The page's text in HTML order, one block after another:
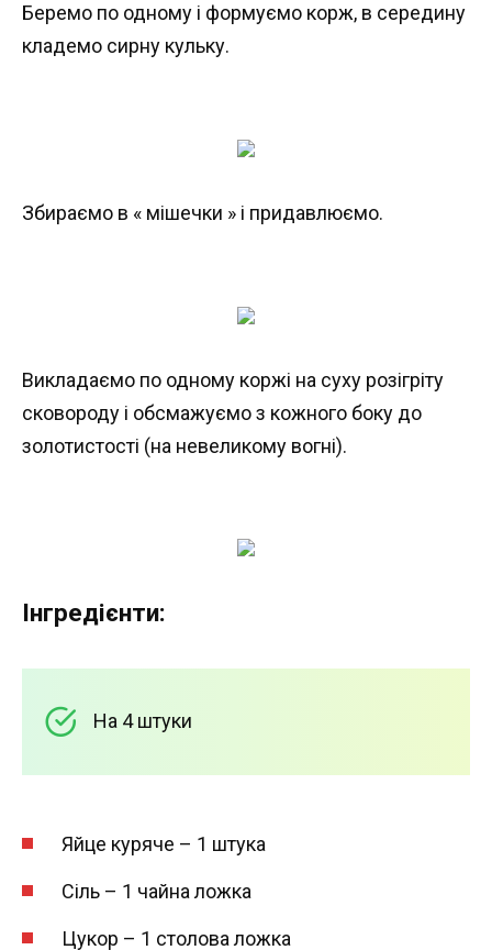
Беремо по одному і формуємо корж, в середину
кладемо сирну кульку.
Збираємо в « мішечки » і придавлюємо.
Викладаємо по одному коржі на суху розігріту
сковороду і обсмажуємо з кожного боку до
золотистості (на невеликому вогні).
Інгредієнти:
На 4 штуки
Яйце куряче – 1 штука
Сіль – 1 чайна ложка
Цукор – 1 столова ложка